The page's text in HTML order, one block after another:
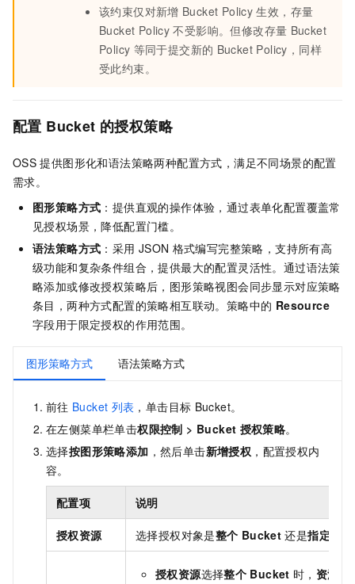
该约束仅对新增 Bucket Policy 生效，存量
Bucket Policy 不受影响。但修改存量 Bucket
Policy 等同于提交新的 Bucket Policy，同样
受此约束。
配置 Bucket 的授权策略
OSS 提供图形化和语法策略两种配置方式，满足不同场景的配置
需求。
图形策略方式 ：提供直观的操作体验，通过表单化配置覆盖常
见授权场景，降低配置门槛。
语法策略方式 ：采用 JSON 格式编写完整策略，支持所有高
级功能和复杂条件组合，提供最大的配置灵活性。通过语法策
略添加或修改授权策略后，图形策略视图会同步显示对应策略
条目，两种方式配置的策略相互联动。策略中的 Resource
字段用于限定授权的作用范围。
图形策略方式 语法策略方式
前往 Bucket 列表 ，单击目标 Bucket。
在左侧菜单栏单击权限控制 > Bucket 授权策略。
选择按图形策略添加 ，然后单击新增授权 ，配置授权内
容。
配置项 说明
授权资源 选择授权对象是整个 Bucket 还是指定资源
授权资源选择整个 Bucket 时， 资源路